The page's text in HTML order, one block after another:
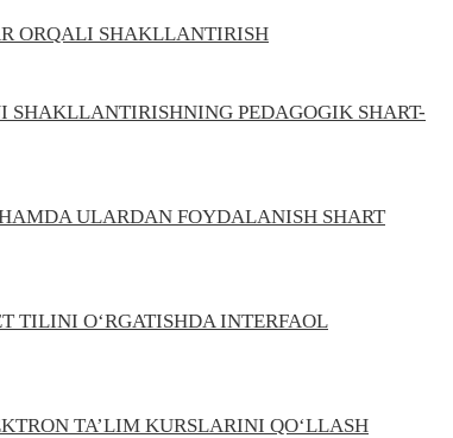
ORQALI SHAKLLANTIRISH
PEDAGOGIK SHART-
ULARDAN FOYDALANISH SHART
TILINI O‘RGATISHDA INTERFAOL
TA’LIM KURSLARINI QO‘LLASH